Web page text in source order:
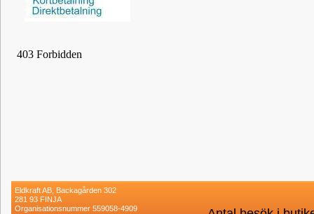
Eldkraft AB, Backagården 302
281 93 FINJA
Organisationsnummer 559058-4909